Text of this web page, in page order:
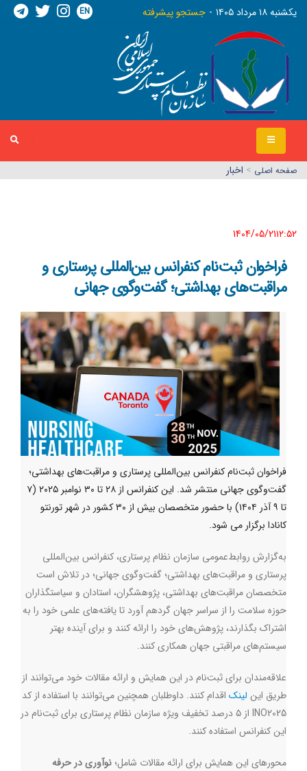
يکشنبه ١٨ مرداد ١٤٠٥ جستجو پیشرفته EN
صفحه اصلي > اخبار
1404/05/21١٢:٥٢
فراخوان ثبت‌نام کنفرانس بین‌المللی پرستاری و
مراقبت‌های بهداشتی؛ گفت‌وگوی جهانی
فراخوان ثبت‌نام کنفرانس بین‌المللی پرستاری و مراقبت‌های بهداشتی؛
گفت‌وگوی جهانی منتشر شد. این کنفرانس از ۲۸ تا ۳۰ نوامبر ۲۰۲۵ (۷
تا ۹ آذر ۱۴۰۴) با حضور متخصصان بیش از ۳۰ کشور در شهر تورنتو
کانادا برگزار می شود.
به‌گزارش روابط‌عمومی سازمان نظام پرستاری، کنفرانس بین‌المللی
پرستاری و مراقبت‌های بهداشتی؛ گفت‌وگوی جهانی؛ در تلاش است
متخصصان مراقبت‌های بهداشتی، پژوهشگران، استادان و سیاستگذاران
حوزه سلامت را از سراسر جهان گردهم ‌آورد تا یافته‌های علمی خود را به
اشتراک بگذارند، پژوهش‌های خود را ارائه کنند و برای آینده بهتر
سیستم‌های مراقبتی جهان همکاری کنند.
علاقه‌مندان برای ثبت‌نام در این همایش و ارائه مقالات خود می‌توانند از
طریق این لینک اقدام کنند. داوطلبان همچنین می‌توانند با استفاده از کد
INO2025
از ۵ درصد تخفیف ویژه سازمان نظام پرستاری برای ثبت‌نام در
این کنفرانس استفاده کنند.
محورهای این همایش برای ارائه مقالات شامل؛ نو‌آوری در حرفه